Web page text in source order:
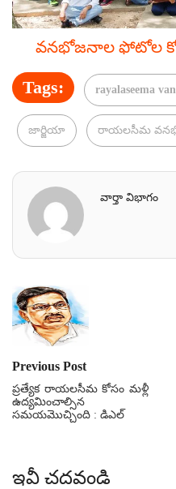
వనభోజనాల ఫోటోల
Tags: rayalaseema
జార్జియా రాయలసీమ
వార్తా విభాగం
Previous Post
ప్రత్యేక రాయలసీమ కోసం మళ్లీ
ఉద్యమించాల్సిన
సమయమొచ్చింది : డిఎల్
ఇవీ చదవండి